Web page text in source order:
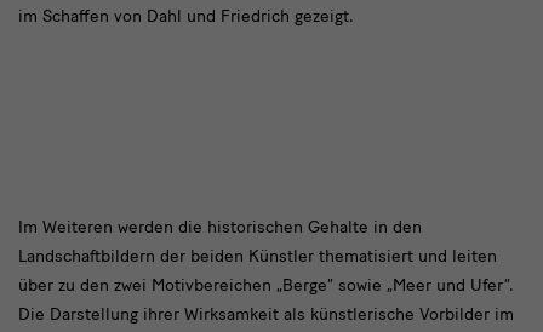
im Schaffen von Dahl und Friedrich gezeigt.
text2
Im Weiteren werden die historischen Gehalte in den
Landschaftbildern der beiden Künstler thematisiert und leiten
über zu den zwei Motivbereichen „Berge“ sowie „Meer und Ufer“.
Die Darstellung ihrer Wirksamkeit als künstlerische Vorbilder im